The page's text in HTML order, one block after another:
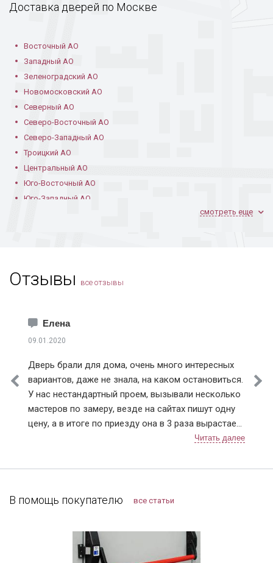
Доставка дверей по Москве
Восточный АО
Западный АО
Зеленоградский АО
Новомосковский АО
Северный АО
Северо-Восточный АО
Северо-Западный АО
Троицкий АО
Центральный АО
Юго-Восточный АО
Юго-Западный АО
смотреть еще
Отзывы все отзывы
Елена
09.01.2020
Дверь брали для дома, очень много интересных
вариантов, даже не знала, на каком остановиться.
У нас нестандартный проем, вызывали несколько
мастеров по замеру, везде на сайтах пишут одну
цену, а в итоге по приезду она в 3 раза вырастает.
Ну понятно что проем нестандартный, но почему
по факту. У Дверей Про цена на сайте и после
Мы с мужем выбрали модель с терморазрывом.
Тамбура у нас нет, переживала, что дверь будет
«потеть» из-за температурных перепадов. Но
В помощь покупателю все статьи